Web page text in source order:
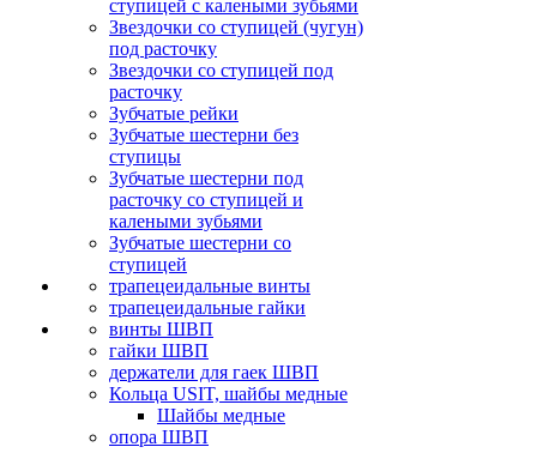
ступицей с калеными зубьями
Звездочки со ступицей (чугун)
под расточку
Звездочки со ступицей под
расточку
Зубчатые рейки
Зубчатые шестерни без
ступицы
Зубчатые шестерни под
расточку со ступицей и
калеными зубьями
Зубчатые шестерни со
ступицей
трапецеидальные винты
трапецеидальные гайки
винты ШВП
гайки ШВП
держатели для гаек ШВП
Кольца USIT, шайбы медные
Шайбы медные
опора ШВП